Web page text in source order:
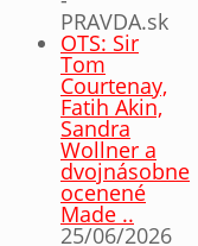
PRAVDA.sk
OTS: Sir
Tom
Courtenay,
Fatih Akin,
Sandra
Wollner a
dvojnásobne
ocenené
Made ..
25/06/2026